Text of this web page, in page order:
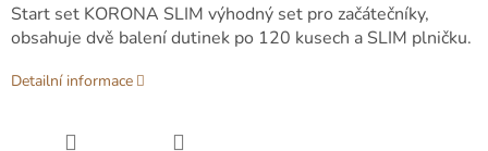
Start set KORONA SLIM výhodný set pro začátečníky,
obsahuje dvě balení dutinek po 120 kusech a SLIM plničku.
Detailní informace